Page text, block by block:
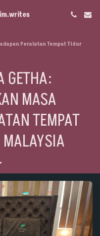
Peralatan Tempat Tidur
GETHA:
MASA
TEMPAT